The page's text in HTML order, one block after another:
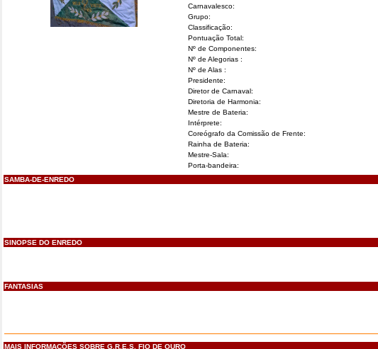
Carnavalesco:
Grupo:
Classificação:
Pontuação Total:
Nº de Componentes:
Nº de Alegorias :
Nº de Alas :
Presidente:
Diretor de Carnaval:
Diretoria de Harmonia:
Mestre de Bateria:
Intérprete:
Coreógrafo da Comissão de Frente:
Rainha de Bateria:
Mestre-Sala:
Porta-bandeira:
SAMBA-DE-ENREDO
SINOPSE DO ENREDO
FANTASIAS
MAIS INFORMAÇÕES SOBRE G.R.E.S. FIO DE OURO